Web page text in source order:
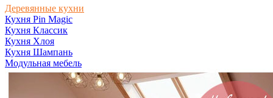
Деревянные кухни
Кухня Pin Magic
Кухня Классик
Кухня Хлоя
Кухня Шампань
Модульная мебель